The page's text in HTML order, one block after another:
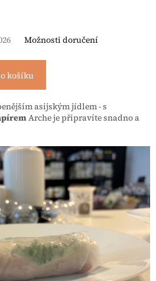
Možnosti doručení
košíku
asijským jídlem - s
Arche je připravíte snadno a